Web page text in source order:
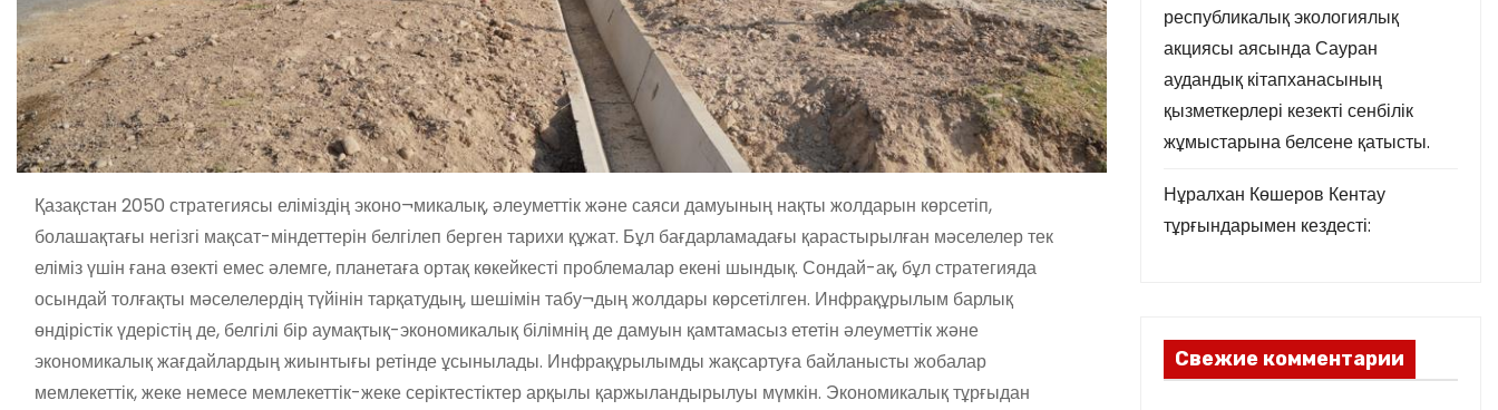
Қазақстан 2050 стратегиясы еліміздің эконо¬микалық, әлеуметтік және саяси дамуының нақты жолдарын көрсетіп,
болашақтағы негізгі мақсат-міндеттерін белгілеп берген тарихи құжат. Бұл бағдарламадағы қарастырылған мәселелер тек
еліміз үшін ғана өзекті емес әлемге, планетаға ортақ көкейкесті проблемалар екені шындық. Сондай-ақ, бұл стратегияда
осындай толғақты мәселелердің түйінін тарқатудың, шешімін табу¬дың жолдары көрсетілген. Инфрақұрылым барлық
өндірістік үдерістің де, белгілі бір аумақтық-экономикалық білімнің де дамуын қамтамасыз ететін әлеуметтік және
экономикалық жағдайлардың жиынтығы ретінде ұсынылады. Инфрақұрылымды жақсартуға байланысты жобалар
мемлекеттік, жеке немесе мемлекеттік-жеке серіктестіктер арқылы қаржыландырылуы мүмкін. Экономикалық тұрғыдан
республикалық экологиялық
акциясы аясында Сауран
аудандық кітапханасының
қызметкерлері кезекті сенбілік
жұмыстарына белсене қатысты.
Нұралхан Көшеров Кентау
тұрғындарымен кездесті:
Свежие комментарии